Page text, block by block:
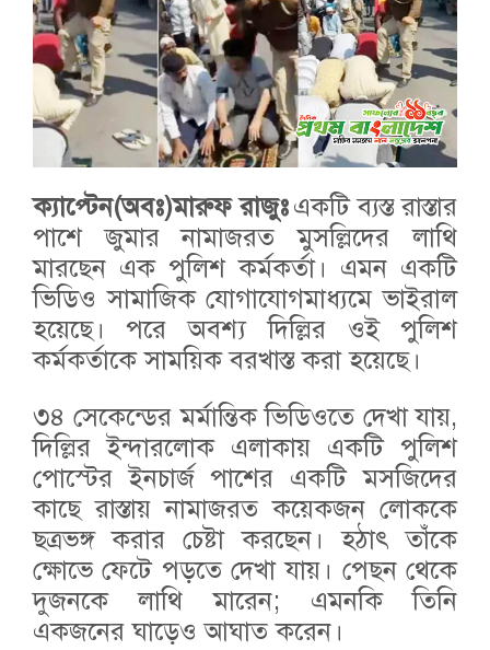
ক্যাপ্টেন(অবঃ)মারুফ রাজুঃএকটি ব্যস্ত রাস্তার
পাশে জুমার নামাজরত মুসল্লিদের লাথি
মারছেন এক পুলিশ কর্মকর্তা। এমন একটি
ভিডিও সামাজিক যোগাযোগমাধ্যমে ভাইরাল
হয়েছে। পরে অবশ্য দিল্লির ওই পুলিশ
কর্মকর্তাকে সাময়িক বরখাস্ত করা হয়েছে।
৩৪ সেকেন্ডের মর্মান্তিক ভিডিওতে দেখা যায়,
দিল্লির ইন্দারলোক এলাকায় একটি পুলিশ
পোস্টের ইনচার্জ পাশের একটি মসজিদের
কাছে রাস্তায় নামাজরত কয়েকজন লোককে
ছত্রভঙ্গ করার চেষ্টা করছেন। হঠাৎ তাঁকে
ক্ষোভে ফেটে পড়তে দেখা যায়। পেছন থেকে
দুজনকে লাথি মারেন; এমনকি তিনি
একজনের ঘাড়েও আঘাত করেন।